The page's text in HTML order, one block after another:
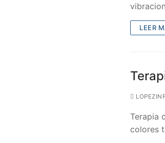
LEER
Terapia
colores